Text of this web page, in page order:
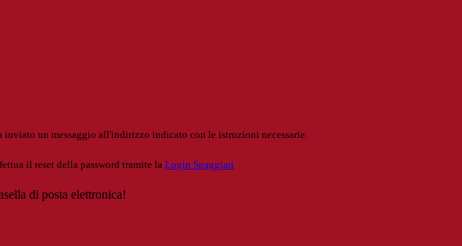
inviato un messaggio all'indirizzo indicato con le istruzioni necessarie.
il reset della password tramite la Login Spaggiari
di posta elettronica!